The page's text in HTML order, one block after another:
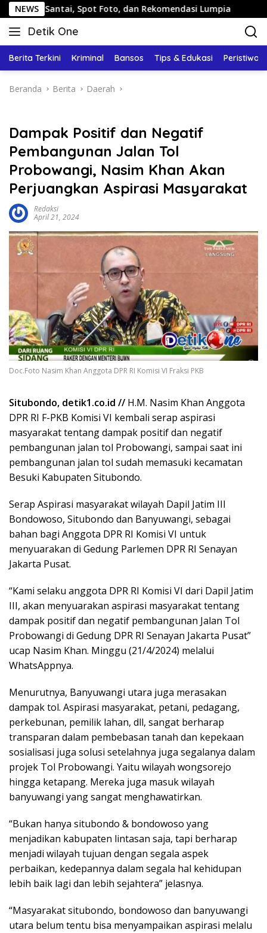
Langsung
ke
konten
NEWS
Spot Foto, dan Rekomendasi Lumpia Panduan
Detik One
Tajam
Fakta
Berita Terkini Kriminal Bansos Tips & Edukasi Peristiwa
Beranda Berita Daerah
Dampak Positif dan Negatif
Pembangunan Jalan Tol
Probowangi, Nasim Khan Akan
Perjuangkan Aspirasi Masyarakat
Redaksi
April 21, 2024
Doc.Foto Nasim Khan Anggota DPR RI Komisi VI Fraksi PKB
Situbondo, detik1.co.id // H.M. Nasim Khan Anggota
DPR RI F-PKB Komisi VI kembali serap aspirasi
masyarakat tentang dampak positif dan negatif
pembangunan jalan tol Probowangi, sampai saat ini
pembangunan jalan tol sudah memasuki kecamatan
Besuki Kabupaten Situbondo.
Serap Aspirasi masyarakat wilayah Dapil Jatim III
Bondowoso, Situbondo dan Banyuwangi, sebagai
bahan bagi Anggota DPR RI Komisi VI untuk
menyuarakan di Gedung Parlemen DPR RI Senayan
Jakarta Pusat.
“Kami selaku anggota DPR RI Komisi VI dari Dapil Jatim
III, akan menyuarakan aspirasi masyarakat tentang
dampak positif dan negatif pembangunan Jalan Tol
Probowangi di Gedung DPR RI Senayan Jakarta Pusat”
ucap Nasim Khan. Minggu (21/4/2024) melalui
WhatsAppnya.
Menurutnya, Banyuwangi utara juga merasakan
dampak tol. Aspirasi masyarakat, petani, pedagang,
perkebunan, pemilik lahan, dll, sangat berharap
transparan dalam pembebasan tanah dan kepekaan
sosialisasi juga solusi setelahnya juga segalanya dalam
projek Tol Probowangi. Yaitu wilayah wongsorejo
hingga ketapang. Mereka juga masuk wilayah
banyuwangi yang sangat menghawatirkan.
“Bukan hanya situbondo & bondowoso yang
menjadikan kabupaten lintasan saja, tapi berharap
menjadi wilayah tujuan dengan segala aspek
perbaikan, kedepannya dalam segala hal kehidupan
lebih baik lagi dan lebih sejahtera” jelasnya.
“Masyarakat situbondo, bondowoso dan banyuwangi
utara belum tentu bisa menyampaikan aspirasi melalu